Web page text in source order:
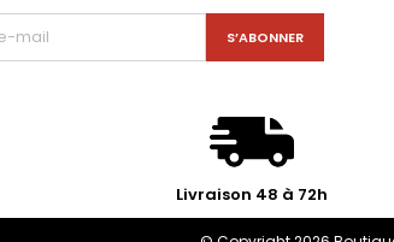
Livraison 48 à 72h